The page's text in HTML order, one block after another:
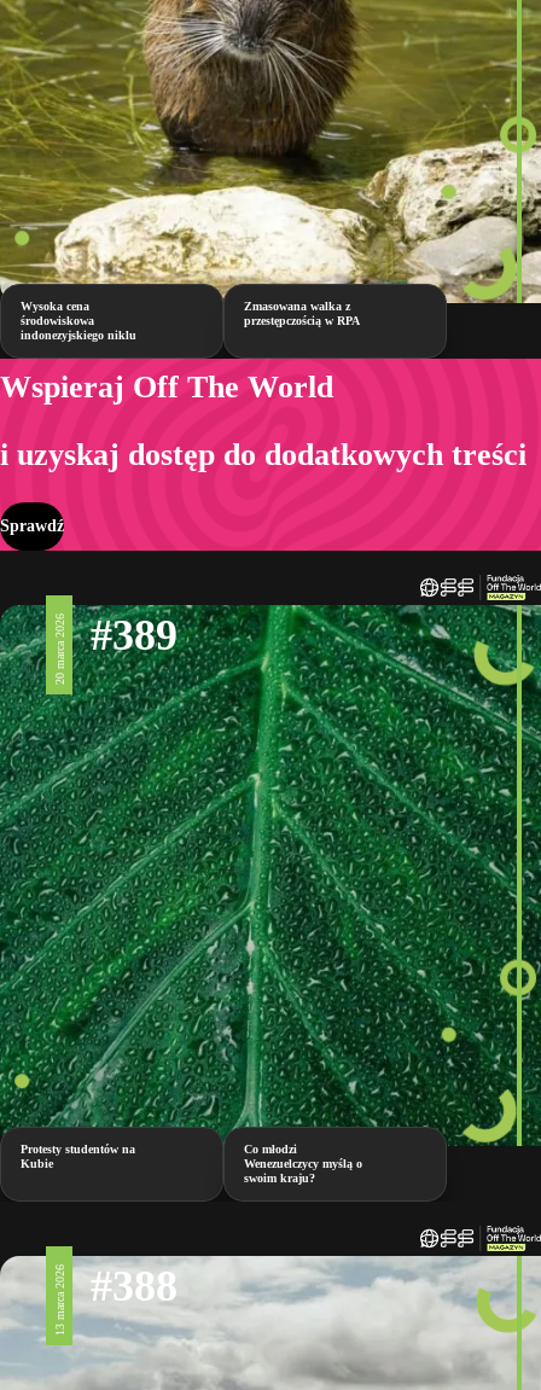
Wysoka cena
środowiskowa
indonezyjskiego niklu
Zmasowana walka z
przestępczością w RPA
Wspieraj Off The World
i uzyskaj dostęp do dodatkowych treści
Sprawdź
20 marca 2026 #389
Protesty studentów na
Kubie
Co młodzi
Wenezuelczycy myślą o
swoim kraju?
13 marca 2026 #388